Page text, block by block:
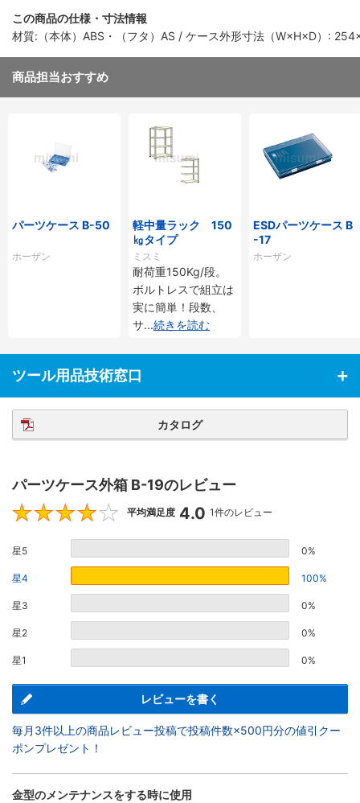
この商品の仕様・寸法情報
材質:（本体）ABS・（フタ）AS / ケース外形寸法（W×H×D）:
商品担当おすすめ
パーツケース B-50
ホーザン
軽中量ラック 150
㎏タイプ
ミスミ
耐荷重150Kg/段。
ボルトレスで組立は
実に簡単！段数、
サ...続きを読む
ESDパーツケース B
-17
ホーザン
ツール用品技術窓口
カタログ
パーツケース外箱 B-19のレビュー
4
平均満足度 4.0 1件のレビュー
星5 0%
星4 100%
星3 0%
星2 0%
星1 0%
レビューを書く
毎月3件以上の商品レビュー投稿で投稿件数×500円分の値引クー
ポンプレゼント！
金型のメンテナンスをする時に使用